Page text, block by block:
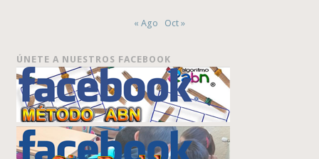
« Ago Oct »
ÚNETE A NUESTROS FACEBOOK